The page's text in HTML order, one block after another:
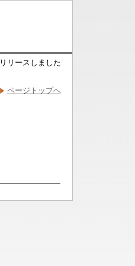
リースしました
ページトップへ